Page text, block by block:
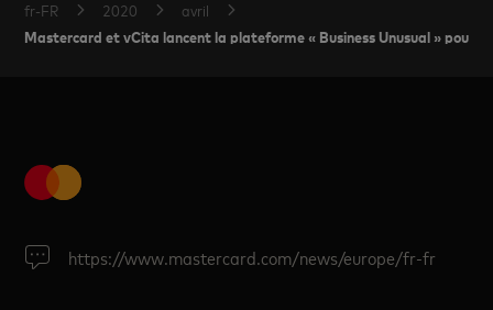
fr-FR
2020 avril
Mastercard et vCita lancent la plateforme « Business Unusual » pour
https://www.mastercard.com/news/europe/fr-fr